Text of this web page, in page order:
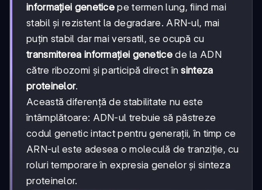
informației genetice pe termen lung, fiind mai
stabil și rezistent la degradare. ARN-ul, mai
puțin stabil dar mai versatil, se ocupă cu
transmiterea informației geneticede la ADN
către ribozomi și participă direct însinteza
proteinelor.
Această diferență de stabilitate nu este
întâmplătoare: ADN-ul trebuie să păstreze
codul genetic intact pentru generații, în timp ce
ARN-ul este adesea o moleculă de tranziție, cu
roluri temporare în expresia genelor și sinteza
proteinelor.